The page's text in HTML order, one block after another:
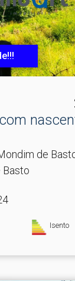
de
Basto
Isento